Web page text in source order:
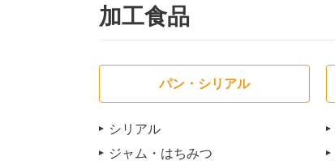
加工食品
パン・シリアル
シリアル
ジャム・はちみつ